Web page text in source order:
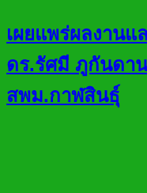
เผยแพร่ผลงาน
ดร.รัศมี ภูกันดา
สพม.กาฬสินธุ์